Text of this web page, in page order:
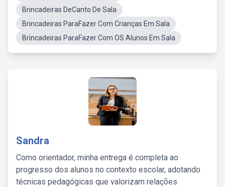
Brincadeiras DeCanto De Sala
Brincadeiras ParaFazer Com Crianças Em Sala
Brincadeiras ParaFazer Com OS Alunos Em Sala
Sandra
Como orientador, minha entrega é completa ao
progresso dos alunos no contexto escolar, adotando
técnicas pedagógicas que valorizam relações